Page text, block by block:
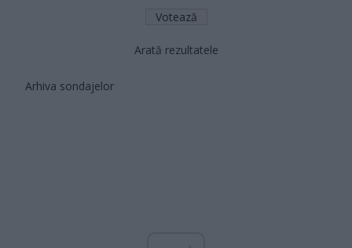
Arată rezultatele
Arhiva sondajelor